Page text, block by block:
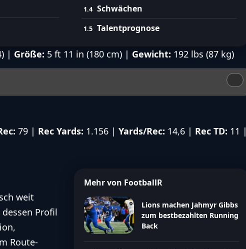
Schwächen
Talentprognose
| Größe: 5 ft 11 in (180 cm) | Gewicht: 192 lbs (87 kg)
79 | Rec Yards: 1.156 | Yards/Rec: 14,6 | Rec TD: 11 |
Mehr von FootballR
Lions machen Jahmyr Gibbs
zum bestbezahlten Running
Back
weit
Profil
Route-